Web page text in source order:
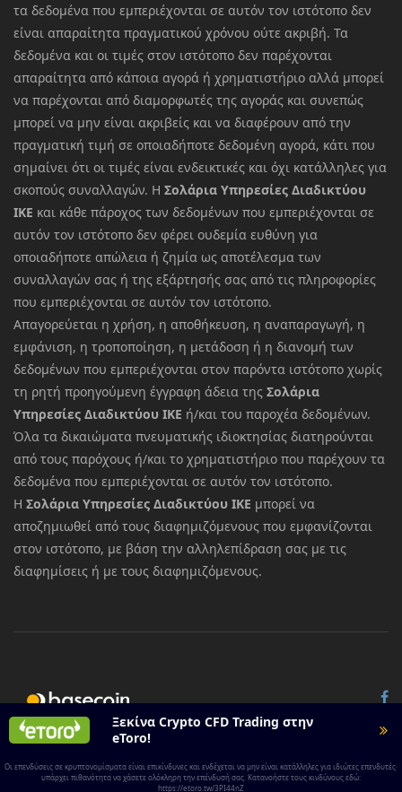
τα δεδομένα που εμπεριέχονται σε αυτόν τον ιστότοπο δεν
είναι απαραίτητα πραγματικού χρόνου ούτε ακριβή. Τα
δεδομένα και οι τιμές στον ιστότοπο δεν παρέχονται
απαραίτητα από κάποια αγορά ή χρηματιστήριο αλλά μπορεί
να παρέχονται από διαμορφωτές της αγοράς και συνεπώς
μπορεί να μην είναι ακριβείς και να διαφέρουν από την
πραγματική τιμή σε οποιαδήποτε δεδομένη αγορά, κάτι που
σημαίνει ότι οι τιμές είναι ενδεικτικές και όχι κατάλληλες για
σκοπούς συναλλαγών. Η Σολάρια Υπηρεσίες Διαδικτύου
ΙΚΕ και κάθε πάροχος των δεδομένων που εμπεριέχονται σε
αυτόν τον ιστότοπο δεν φέρει ουδεμία ευθύνη για
οποιαδήποτε απώλεια ή ζημία ως αποτέλεσμα των
συναλλαγών σας ή της εξάρτησής σας από τις πληροφορίες
που εμπεριέχονται σε αυτόν τον ιστότοπο.
Απαγορεύεται η χρήση, η αποθήκευση, η αναπαραγωγή, η
εμφάνιση, η τροποποίηση, η μετάδοση ή η διανομή των
δεδομένων που εμπεριέχονται στον παρόντα ιστότοπο χωρίς
τη ρητή προηγούμενη έγγραφη άδεια της Σολάρια
Υπηρεσίες Διαδικτύου ΙΚΕ ή/και του παροχέα δεδομένων.
Όλα τα δικαιώματα πνευματικής ιδιοκτησίας διατηρούνται
από τους παρόχους ή/και το χρηματιστήριο που παρέχουν τα
δεδομένα που εμπεριέχονται σε αυτόν τον ιστότοπο.
Η Σολάρια Υπηρεσίες Διαδικτύου ΙΚΕ μπορεί να
αποζημιωθεί από τους διαφημιζόμενους που εμφανίζονται
στον ιστότοπο, με βάση την αλληλεπίδραση σας με τις
διαφημίσεις ή με τους διαφημιζόμενους.
Ξεκίνα Crypto CFD Trading στην
eToro!
Οι επενδύσεις σε κρυπτονομίσματα είναι επικίνδυνες και ενδέχεται να μην είναι κατάλληλες για ιδιώτες επενδυτές·
υπάρχει πιθανότητα να χάσετε ολόκληρη την επένδυσή σας. Κατανοήστε τους κινδύνους εδώ:
https://etoro.tw/3PI44nZ